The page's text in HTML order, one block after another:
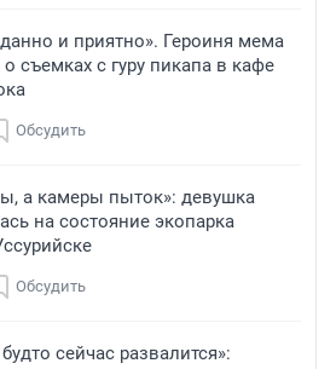
и приятно». Героиня мема
съемках с гуру пикапа в кафе
Обсудить
а камеры пыток»: девушка
на состояние экопарка
Обсудить
сейчас развалится»: